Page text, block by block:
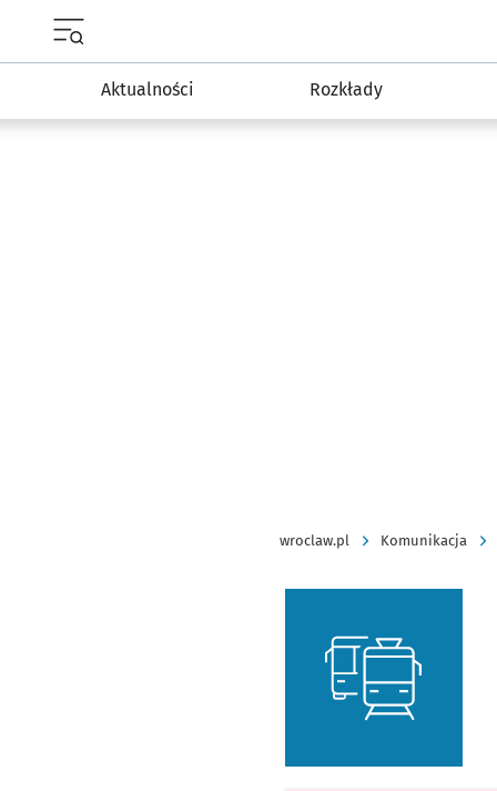
Aktualności Rozkłady
wroclaw.pl Komunikacja